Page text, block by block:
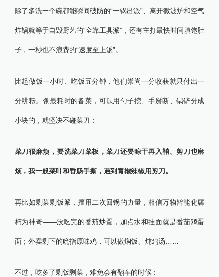
除了多洗一个碗都能瞬间破防的“一锅出派”、离开微波炉和空气
炸锅就等于自毁厨艺的“全靠工具派”，还有主打最快时间填饱肚
子，一秒也不浪费的“速度至上派”。
比起做饭一小时、吃饭五分钟，他们崇尚一分收获就只付出一
分耕耘。像最耗时的备菜，可以用勺子挖、手掰断、锅铲分成
小块的，就坚决不碰菜刀：
菜刀很麻烦，要洗菜刀菜板，菜刀还要晾干再入鞘。剪刀也麻
烦，我一般菜叶和香肠手撕，遇到青椒辣椒用剪刀。
再比如剩菜剩饭派，擅用二次回锅的力量，相信万物皆能化腐
朽为神奇——没吃完的番茄炒蛋，加点水和挂面就是番茄鸡蛋
面；外卖剩下的吮指原味鸡，可以做焖饭、炖鸡汤……
不过，吃多了剩饭剩菜，难免会有翻车的时候：